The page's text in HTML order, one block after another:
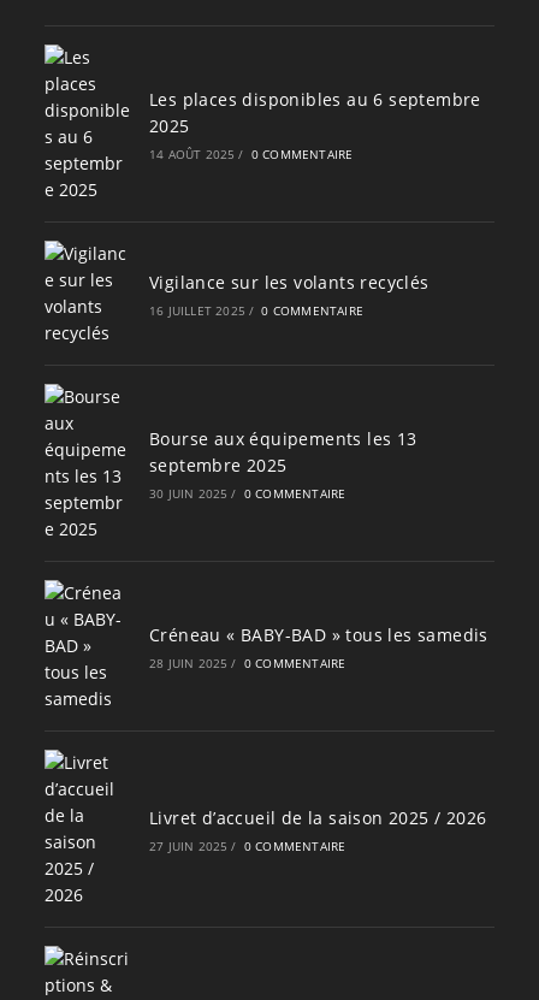
Les places disponibles au 6 septembre
2025
14 AOÛT 2025 / 0 COMMENTAIRE
Vigilance sur les volants recyclés
16 JUILLET 2025 / 0 COMMENTAIRE
Bourse aux équipements les 13
septembre 2025
30 JUIN 2025 / 0 COMMENTAIRE
Créneau « BABY-BAD » tous les samedis
28 JUIN 2025 / 0 COMMENTAIRE
Livret d’accueil de la saison 2025 / 2026
27 JUIN 2025 / 0 COMMENTAIRE